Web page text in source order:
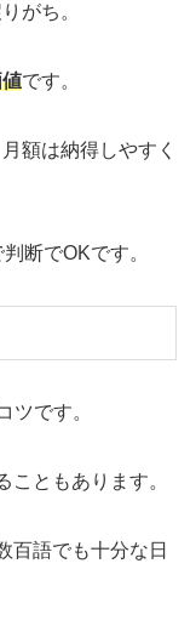
がち。
です。
額は納得しやすく
断でOKです。
ツです。
ともあります。
百語でも十分な日